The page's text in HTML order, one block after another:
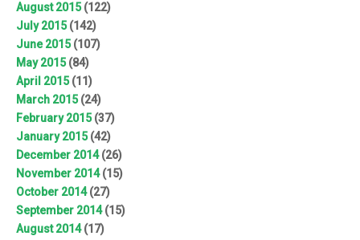
August 2015(122)
July 2015(142)
June 2015(107)
May 2015(84)
April 2015(11)
March 2015(24)
February 2015(37)
January 2015(42)
December 2014(26)
November 2014(15)
October 2014(27)
September 2014(15)
August 2014(17)